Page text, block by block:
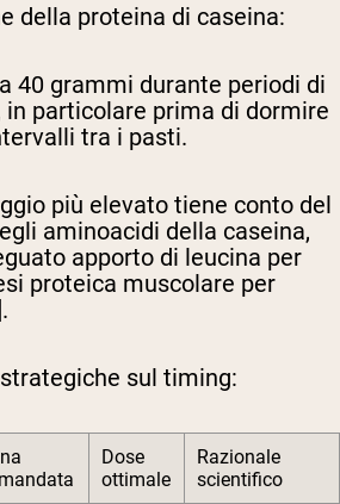
della proteina di caseina:
40 grammi durante periodi di
in particolare prima di dormire
tra i pasti.
più elevato tiene conto del
aminoacidi della caseina,
apporto di leucina per
proteica muscolare per
sul timing:
Dose
ottimale
Razionale
scientifico